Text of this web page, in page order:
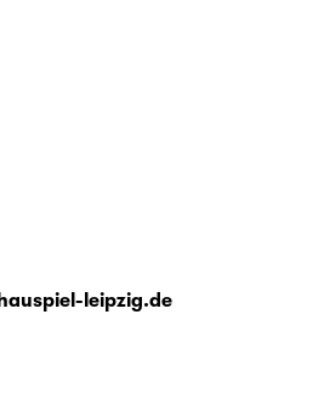
leipzig.de